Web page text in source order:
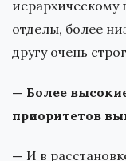
иерархическому
отделы, более
другу очень
— Более
приоритетов
— И в